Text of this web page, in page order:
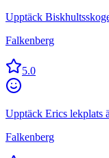
Upptäck
Falkenberg
5.0
Upptäck Erics lekplats
Falkenberg